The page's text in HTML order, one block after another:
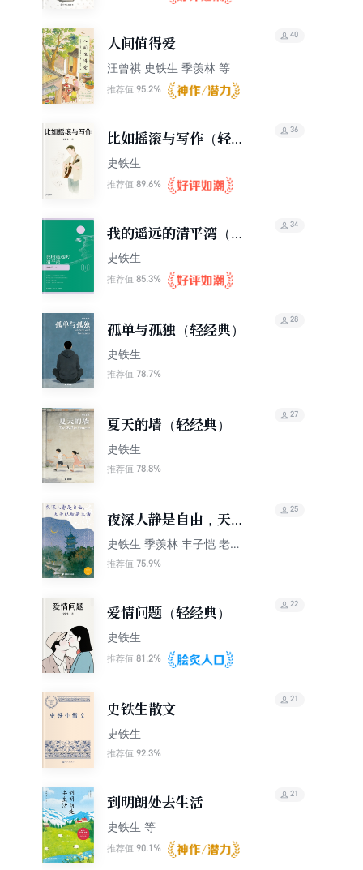
人间值得爱
汪曾祺 史铁生 季羡林 等
推荐值 95.2%
40
比如摇滚与写作（轻经
典）
史铁生
推荐值 89.6%
36
我的遥远的清平湾（插
图版）
史铁生
推荐值 85.3%
34
孤单与孤独（轻经典）
史铁生
推荐值 78.7%
28
夏天的墙（轻经典）
史铁生
推荐值 78.8%
27
夜深人静是自由，天亮
以后是生活
史铁生 季羡林 丰子恺 老舍
鲁迅等
推荐值 75.9%
25
爱情问题（轻经典）
史铁生
推荐值 81.2%
22
史铁生散文
史铁生
推荐值 92.3%
21
到明朗处去生活
史铁生 等
推荐值 90.1%
21